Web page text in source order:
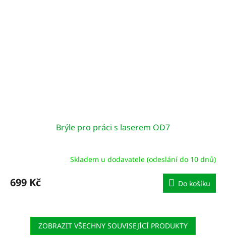
Brýle pro práci s laserem OD7
Skladem u dodavatele (odeslání do 10 dnů)
699 Kč Do košíku
ZOBRAZIT VŠECHNY SOUVISEJÍCÍ PRODUKTY